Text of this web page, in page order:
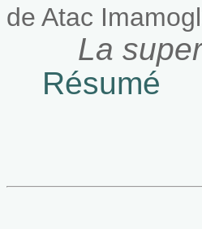
de Atac
La
Résumé